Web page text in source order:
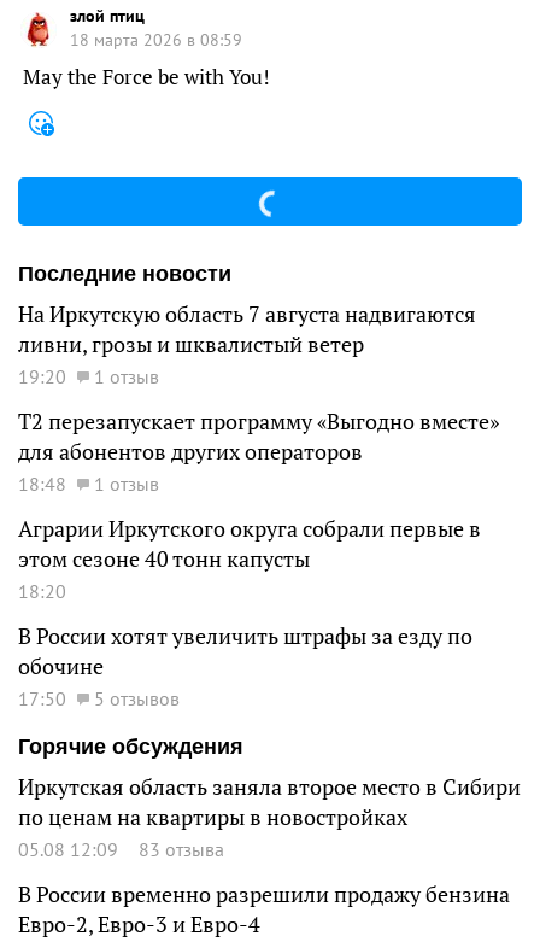
злой птиц
18 марта 2026 в 08:59
May the Force be with You!
Последние новости
На Иркутскую область 7 августа надвигаются
ливни, грозы и шквалистый ветер
19:20 1 отзыв
Т2 перезапускает программу «Выгодно вместе»
для абонентов других операторов
18:48 1 отзыв
Аграрии Иркутского округа собрали первые в
этом сезоне 40 тонн капусты
18:20
В России хотят увеличить штрафы за езду по
обочине
17:50
5 отзывов
Горячие обсуждения
Иркутская область заняла второе место в Сибири
по ценам на квартиры в новостройках
05.08 12:09 83 отзыва
В России временно разрешили продажу бензина
Евро-2, Евро-3 и Евро-4